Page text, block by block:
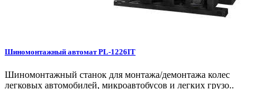
Шиномонтажный автомат PL-1226IT
Шиномонтажный станок для монтажа/демонтажа колес
легковых автомобилей, микроавтобусов и легких грузо..